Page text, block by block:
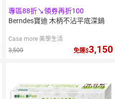
專區88折↘領券再折100
Berndes寶迪 木柄不沾平底深鍋
Casa more 美學生活
3,500
免運 3,150